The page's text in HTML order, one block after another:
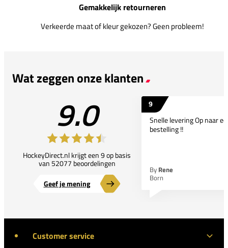
Gemakkelijk retourneren
Verkeerde maat of kleur gekozen? Geen probleem!
Wat zeggen onze klanten
9.0
HockeyDirect.nl krijgt een 9 op basis
van 52077 beoordelingen
Geef je mening
9
Snelle levering Op naar
bestelling !!
By Rene
Born
Customer service